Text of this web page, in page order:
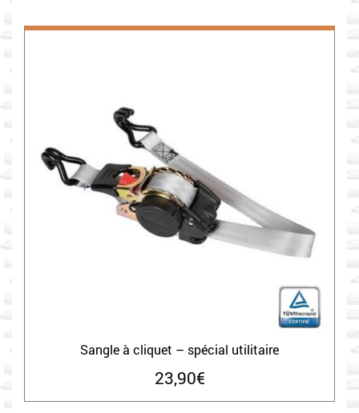
Sangle à cliquet – spécial utilitaire
23,90€